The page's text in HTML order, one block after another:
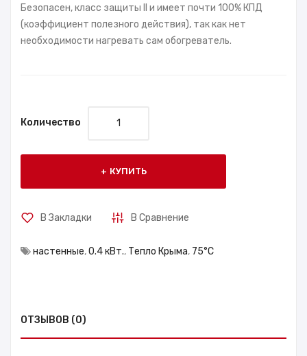
Безопасен, класс защиты II и имеет почти 100% КПД
(коэффициент полезного действия), так как нет
необходимости нагревать сам обогреватель.
Количество
КУПИТЬ
В Закладки В Сравнение
настенные,0.4 кВт., Тепло Крыма, 75°С
ОТЗЫВОВ (0)